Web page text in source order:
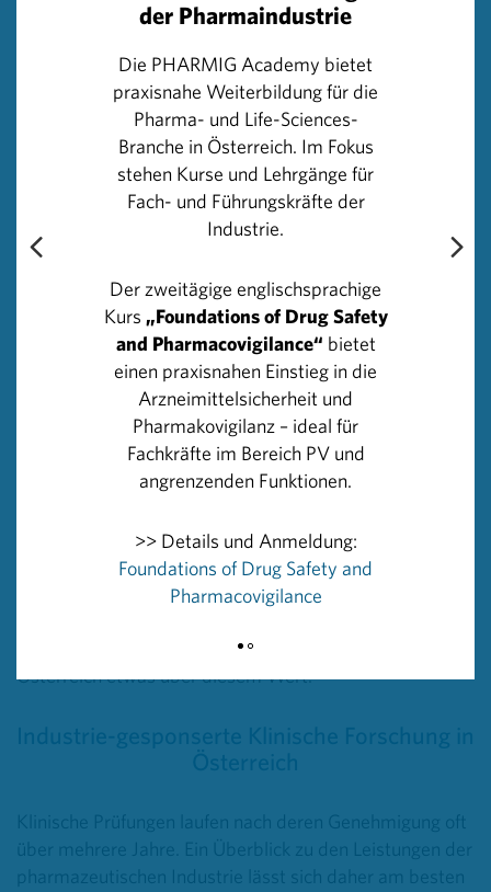
Klinische Forschung in Österreich
In den letzten Jahren wurden in der EU/im EWR
ungefähr 4.400 klinische Prüfungen jährlich beantragt,
knapp 300 in Österreich. Insgesamt war die Anzahl von
Anträgen für klinische Prüfungen in Österreich in den
Jahren 2007–2011 innerhalb von Schwankungsbreiten
konstant.
Seit dem Jahr 2012 ist jedoch ein deutlicher Rückgang zu
erkennen. Nach dem Tiefpunkt im Jahr 2017 wurden in
den letzten Jahren erfreulicherweise wieder mehr
Anträge gestellt. Sowohl kommerzielle als auch
akademische Anträge nehmen wieder zu.
Hohes Engagement der heimischen
Pharmaindustrie
Im EU-Schnitt werden rund 80 % der klinischen
Prüfungen von der pharmazeutischen Industrie
durchgeführt (Industrie-gesponsert); 20 % von
gesponsert). Mit einem Anteil von 23,9 % liegt
Österreich etwas über diesem Wert.
Industrie-gesponserte Klinische Forschung in
Österreich
Klinische Prüfungen laufen nach deren Genehmigung oft
über mehrere Jahre. Ein Überblick zu den Leistungen der
pharmazeutischen Industrie lässt sich daher am besten
der Pharmaindustrie
Die PHARMIG Academy bietet
praxisnahe Weiterbildung für die
Pharma- und Life-Sciences-
Branche in Österreich. Im Fokus
stehen Kurse und Lehrgänge für
Fach- und Führungskräfte der
Industrie.
Der zweitägige englischsprachige
Kurs „Foundations of Drug Safety
and Pharmacovigilance“ bietet
einen praxisnahen Einstieg in die
Arzneimittelsicherheit und
Pharmakovigilanz – ideal für
Fachkräfte im Bereich PV und
angrenzenden Funktionen.
>> Details und Anmeldung:
Foundations of Drug Safety and
Pharmacovigilance